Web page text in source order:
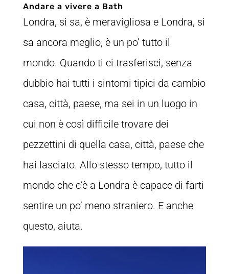
Andare a vivere a Bath
Londra, si sa, è meravigliosa e Londra, si
sa ancora meglio, è un po’ tutto il
mondo. Quando ti ci trasferisci, senza
dubbio hai tutti i sintomi tipici da cambio
casa, città, paese, ma sei in un luogo in
cui non è così difficile trovare dei
pezzettini di quella casa, città, paese che
hai lasciato. Allo stesso tempo, tutto il
mondo che c’è a Londra è capace di farti
sentire un po’ meno straniero. E anche
questo, aiuta.